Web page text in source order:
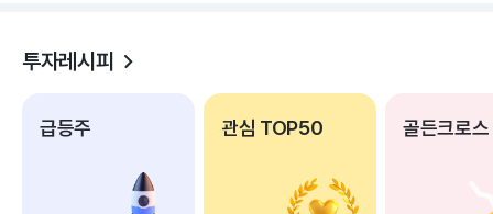
투자레시피
급등주 관심 TOP50 골든크로스